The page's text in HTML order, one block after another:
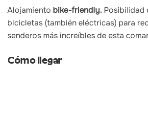
Alojamiento bike-friendly. Posibilidad
bicicletas (también eléctricas) para
senderos más increíbles de esta
Cómo llegar